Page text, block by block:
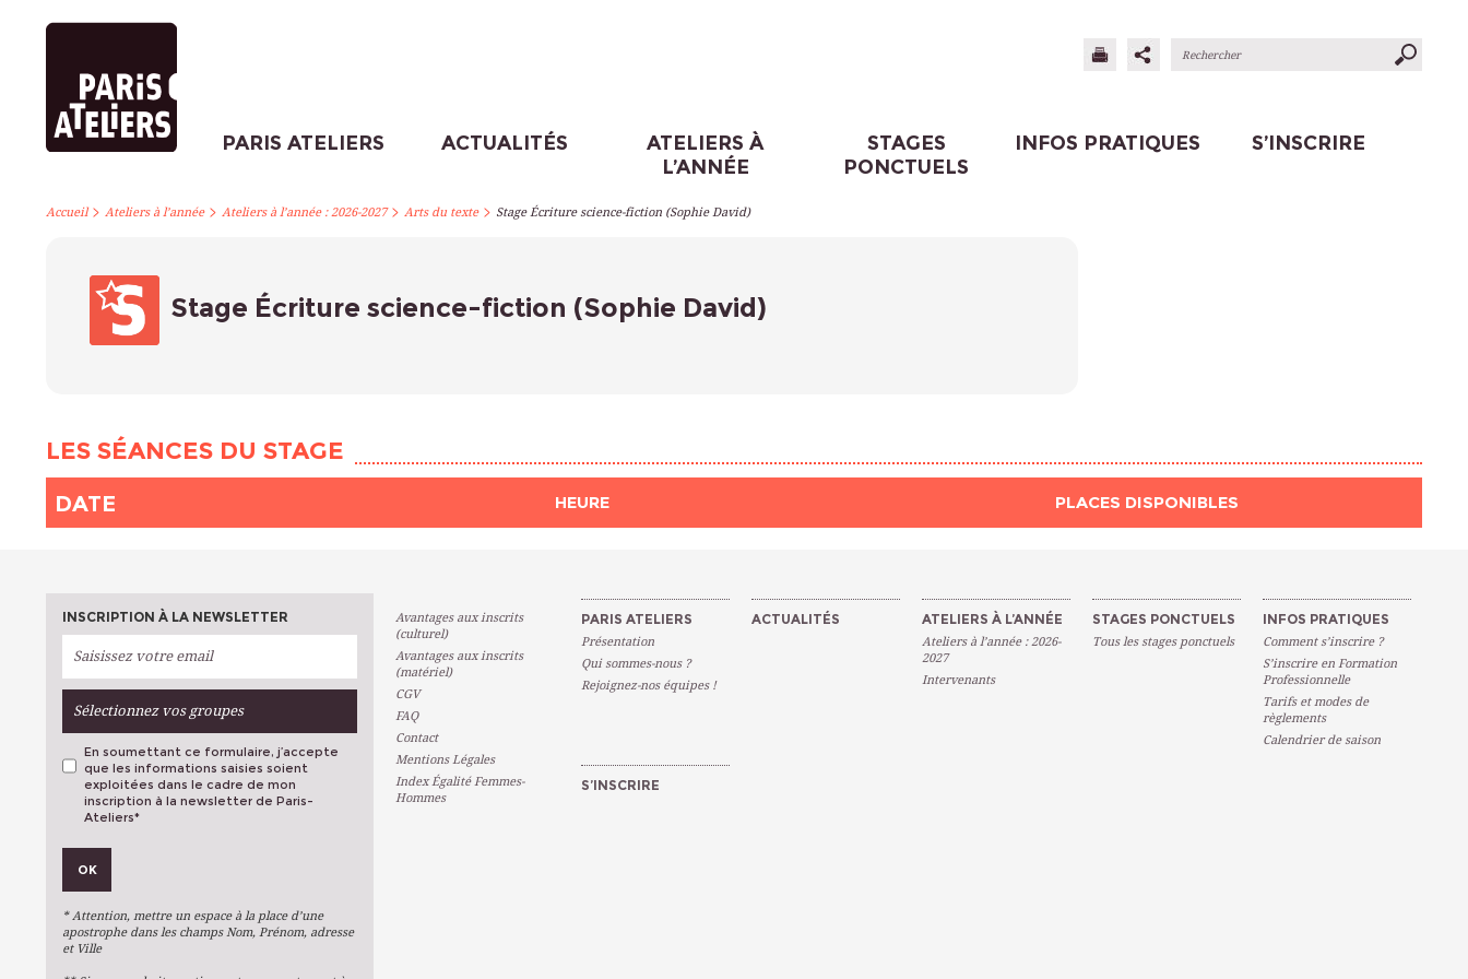
PARIS ATELIERS ACTUALITÉS
ATELIERS À
L’ANNÉE
STAGES
PONCTUELS
INFOS PRATIQUES S’INSCRIRE
Accueil> Ateliers à l’année> Ateliers à l’année : 2026-2027> Arts du texte> Stage Écriture science-fiction (Sophie David)
Stage Écriture science-fiction (Sophie David)
LES SÉANCES DU STAGE
DATE HEURE PLACES DISPONIBLES
INSCRIPTION À LA NEWSLETTER
Sélectionnez vos groupes
Métiers D'art
Arts Du Texte
En soumettant ce formulaire, j’accepte
que les informations saisies soient
exploitées dans le cadre de mon
inscription à la newsletter de Paris-
Ateliers*
OK
* Attention, mettre un espace à la place d’une
apostrophe dans les champs Nom, Prénom, adresse
et Ville
Avantages aux inscrits
(culturel)
Avantages aux inscrits
(matériel)
CGV
FAQ
Contact
Mentions Légales
Index Égalité Femmes-
Hommes
PARIS ATELIERS
Présentation
Qui sommes-nous ?
Rejoignez-nos équipes !
ACTUALITÉS ATELIERS À L’ANNÉE
Ateliers à l’année : 2026-
2027
Intervenants
STAGES PONCTUELS
Tous les stages ponctuels
INFOS PRATIQUES
Comment s’inscrire ?
S’inscrire en Formation
Professionnelle
Tarifs et modes de
règlements
Calendrier de saison
S’INSCRIRE